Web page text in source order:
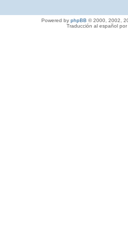
Powered by phpBB © 2000, 2002,
Traducción al español por